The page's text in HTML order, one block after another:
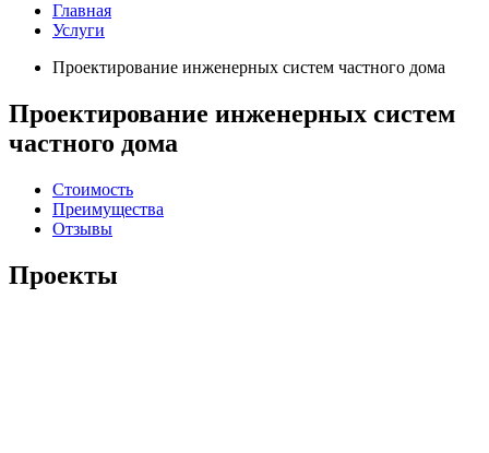
Главная
Услуги
Проектирование инженерных систем частного дома
Проектирование инженерных систем
частного дома
Стоимость
Преимущества
Отзывы
Проекты